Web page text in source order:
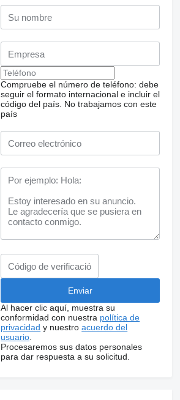
Compruebe el número de teléfono: debe
seguir el formato internacional e incluir el
código del país. No trabajamos con este
país
Al hacer clic aquí, muestra su
conformidad con nuestra política de
privacidad y nuestroacuerdo del
usuario
Procesaremos sus datos personales
para dar respuesta a su solicitud.